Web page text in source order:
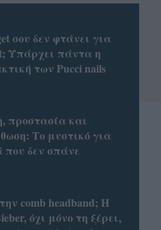
σου δεν φτάνει για
Υπάρχει πάντα η
των Pucci nails
προστασία και
Το μυστικό για
που δεν σπάνε
comb headband; Η
όχι μόνο τη ξέρει,